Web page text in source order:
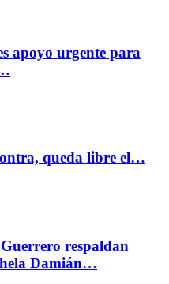
apoyo urgente para
queda libre el…
respaldan
Damián…